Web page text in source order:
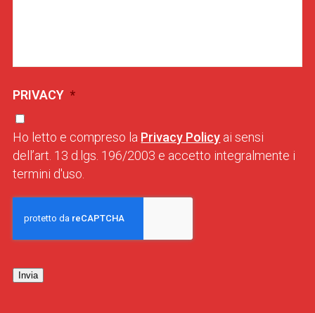
PRIVACY *
Ho letto e compreso la Privacy Policy ai sensi
dell’art. 13 d.lgs. 196/2003 e accetto integralmente i
termini d'uso.
Invia